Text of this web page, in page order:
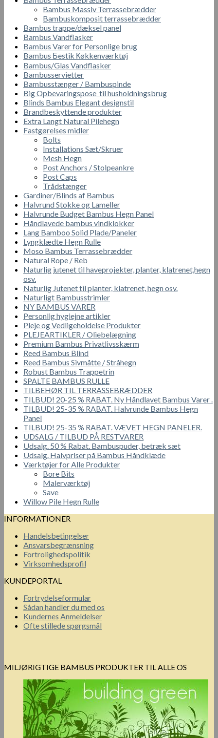
Bambus Massiv Terrassebrædder
Bambuskomposit terrassebrædder
Bambus trappe/dæksel panel
Bambus Vandflasker
Bambus Varer for Personlige brug
Bambus Бestik Кøkkenværktøj
Bambus/Glas Vandflasker
Bambusservietter
Bambusstænger / Bambuspinde
Big Opbevaringspose til husholdningsbrug
Blinds Bambus Elegant designstil
Brandbeskyttende produkter
Extra Langt Natural Pilehegn
Fastgørelses midler
Bolts
Installations Sæt/Skruer
Mesh Hegn
Post Anchors / Stolpeankre
Post Caps
Trådstænger
Gardiner/Blinds af Bambus
Halvrund Stokke og Lameller
Halvrunde Budget Bambus Hegn Panel
Håndlavede bambus vindklokker
Lang Bamboo Solid Plade/Paneler
Lyngklædte Hegn Rulle
Moso Bambus Terrassebrædder
Natural Rope / Reb
Naturlig jutenet til haveprojekter, planter, klatrenet,hegn
osv.
Naturlig Jutenet til planter, klatrenet, hegn osv.
Naturligt Bambusstrimler
NY BAMBUS VARER
Personlig hygiejne artikler
Pleje og Vedligeholdelse Produkter
PLEJEARTIKLER / Oliebelægning
Premium Bambus Privatlivsskærm
Reed Bambus Blind
Reed Bambus Sivmåtte / Stråhegn
Robust Bambus Trappetrin
SPALTE BAMBUS RULLE
TILBEHØR TIL TERRASSEBRÆDDER
TILBUD! 20-25 % RABAT. Ny Håndlavet Bambus Varer .
TILBUD! 25-35 % RABAT. Halvrunde Bambus Hegn
Panel
TILBUD! 25-35 % RABAT. VÆVET HEGN PANELER.
UDSALG / TILBUD PÅ RESTVARER
Udsalg. 50 % Rabat. Bambuspuder, betræk sæt
Udsalg. Halvpriser på Bambus Håndklæde
Værktøjer for Alle Produkter
Bore Bits
Malerværktøj
Save
Willow Pile Hegn Rulle
INFORMATIONER
Handelsbetingelser
Ansvarsbegrænsning
Fortrolighedspolitik
Virksomhedsprofil
KUNDEPORTAL
Fortrydelseformular
Sådan handler du med os
Kundernes Anmeldelser
Ofte stillede spørgsmål
MILJØRIGTIGE BAMBUS PRODUKTER TIL ALLE OS